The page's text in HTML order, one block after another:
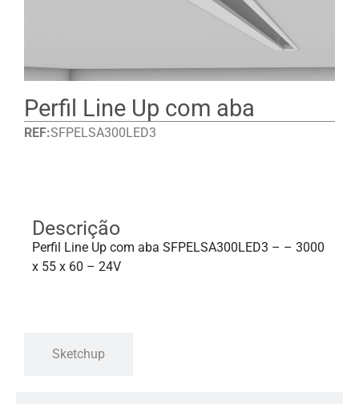
Perfil Line Up com aba
REF:SFPELSA300LED3
Descrição
Perfil Line Up com aba SFPELSA300LED3 – – 3000
x 55 x 60 – 24V
Sketchup